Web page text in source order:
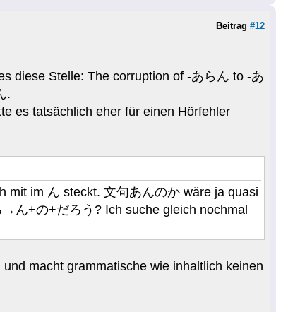
Beitrag #12
diese Stelle: The corruption of -あらん to -あ
.
es tatsächlich eher für einen Hörfehler
mit im ん steckt. 文句あんのか wäre ja quasi
ん+の+だろう? Ich suche gleich nochmal
macht grammatische wie inhaltlich keinen